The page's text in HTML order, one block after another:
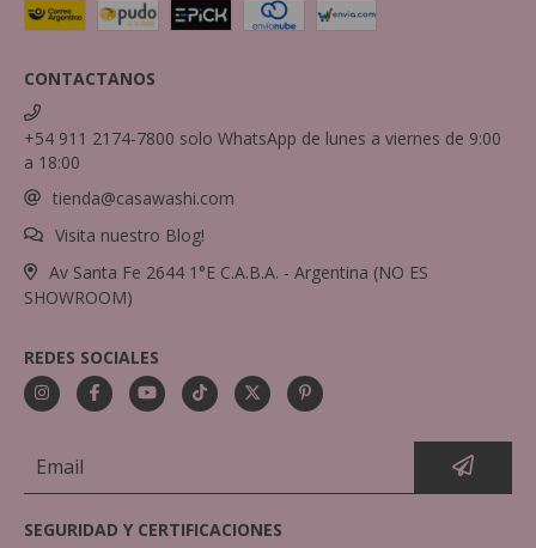
CONTACTANOS
+54 911 2174-7800 solo WhatsApp de lunes a viernes de 9:00
a 18:00
tienda@casawashi.com
Visita nuestro Blog!
Av Santa Fe 2644 1°E C.A.B.A. - Argentina (NO ES
SHOWROOM)
REDES SOCIALES
SEGURIDAD Y CERTIFICACIONES